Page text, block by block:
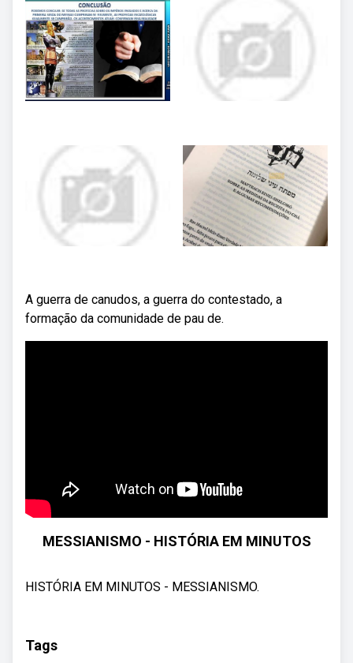
A guerra de canudos, a guerra do contestado, a
formação da comunidade de pau de.
MESSIANISMO - HISTÓRIA EM MINUTOS
HISTÓRIA EM MINUTOS - MESSIANISMO.
Tags